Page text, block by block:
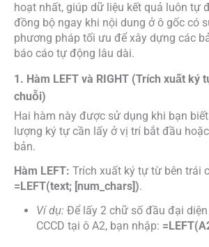
hoạt nhất, giúp dữ liệu kết quả luôn tự
đồng bộ ngay khi nội dung ở ô gốc có
phương pháp tối ưu để xây dựng các
báo cáo tự động lâu dài.
1. Hàm LEFT và RIGHT (Trích xuất ký
chuỗi)
Hai hàm này được sử dụng khi bạn
lượng ký tự cần lấy ở vị trí bắt đầu
bản.
Hàm LEFT: Trích xuất ký tự từ bên trái
=LEFT(text; [num_chars]).
Ví dụ: Để lấy 2 chữ số đầu đại
CCCD tại ô A2, bạn nhập: